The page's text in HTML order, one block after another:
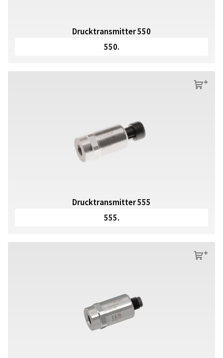
Drucktransmitter 550
550.
s
Drucktransmitter 555
555.
s